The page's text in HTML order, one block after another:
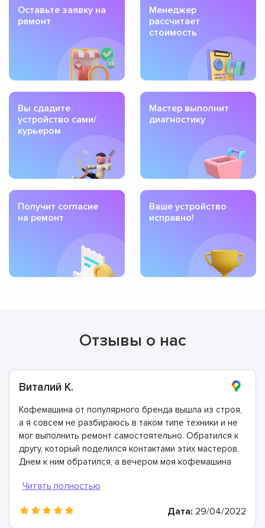
Оставьте заявку на
ремонт
Менеджер
рассчитает
стоимость
Вы сдадите
устройство сами/
курьером
Мастер выполнит
диагностику
Получит согласие
на ремонт
Ваше устройство
исправно!
Отзывы о нас
Виталий К.
Кофемашина от популярного бренда вышла из строя,
а я совсем не разбираюсь в таком типе техники и не
мог выполнить ремонт самостоятельно. Обратился к
другу, который поделился контактами этих мастеров.
Днем к ним обратился, а вечером моя кофемашина
Дата: 29/04/2022